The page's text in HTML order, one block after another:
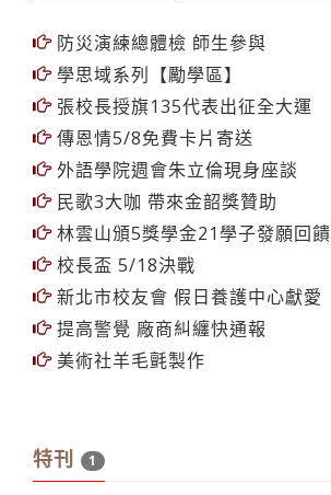
防災演練總體檢 師生參與
學思域系列【勵學區】
張校長授旗135代表出征全大運
傳恩情5/8免費卡片寄送
外語學院週會朱立倫現身座談
民歌3大咖 帶來金韶獎贊助
林雲山頒5獎學金21學子發願回饋
校長盃 5/18決戰
新北市校友會 假日養護中心獻愛
提高警覺 廠商糾纏快通報
美術社羊毛氈製作
特刊 1